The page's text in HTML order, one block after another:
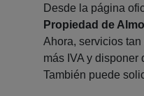
Desde la página
Propiedad de
Ahora, servicios
más IVA y disponer
También puede